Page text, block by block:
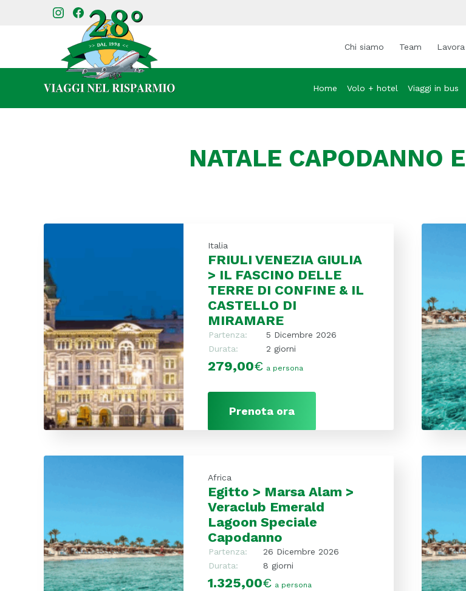
Chi siamo Team
Home Volo + hotel Viaggi in bus
NATALE CAPODANNO
Italia
FRIULI VENEZIA GIULIA
> IL FASCINO DELLE
TERRE DI CONFINE & IL
CASTELLO DI
MIRAMARE
Partenza:
5 Dicembre 2026
Durata:
2 giorni
279,00€ a persona
Prenota ora
Africa
Egitto > Marsa Alam >
Veraclub Emerald
Lagoon Speciale
Capodanno
Partenza:
26 Dicembre 2026
Durata:
8 giorni
1.325,00€ a persona